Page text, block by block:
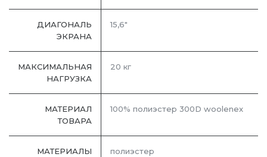
ДИАГОНАЛЬ
ЭКРАНА
15,6"
МАКСИМАЛЬНАЯ
НАГРУЗКА
20 кг
МАТЕРИАЛ
ТОВАРА
100% полиэстер 300D woolenex
МАТЕРИАЛЫ
полиэстер